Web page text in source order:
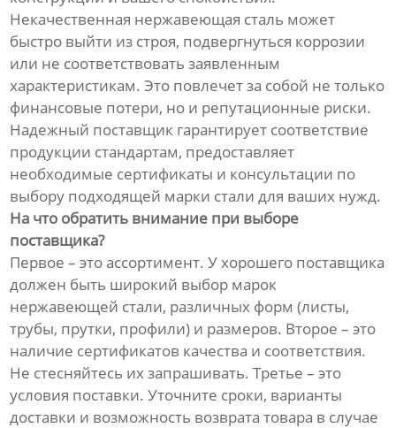
Некачественная нержавеющая сталь может
быстро выйти из строя, подвергнуться коррозии
или не соответствовать заявленным
характеристикам. Это повлечет за собой не только
финансовые потери, но и репутационные риски.
Надежный поставщик гарантирует соответствие
продукции стандартам, предоставляет
необходимые сертификаты и консультации по
выбору подходящей марки стали для ваших нужд.
На что обратить внимание при выборе
поставщика?
Первое – это ассортимент. У хорошего поставщика
должен быть широкий выбор марок
нержавеющей стали, различных форм (листы,
трубы, прутки, профили) и размеров. Второе – это
наличие сертификатов качества и соответствия.
Не стесняйтесь их запрашивать. Третье – это
условия поставки. Уточните сроки, варианты
доставки и возможность возврата товара в случае